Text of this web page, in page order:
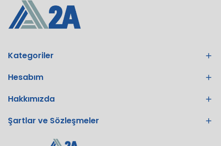
Kategoriler
Hesabım
Hakkımızda
Şartlar ve Sözleşmeler